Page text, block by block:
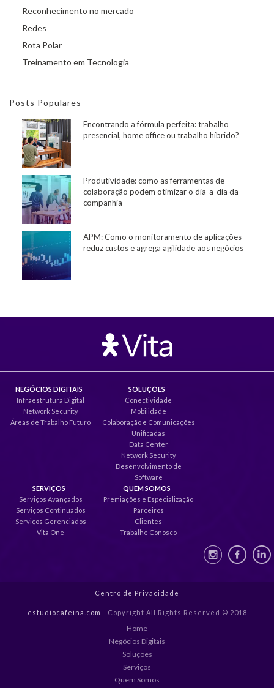
Reconhecimento no mercado
Redes
Rota Polar
Treinamento em Tecnologia
Posts Populares
Encontrando a fórmula perfeita: trabalho
presencial, home office ou trabalho híbrido?
Produtividade: como as ferramentas de
colaboração podem otimizar o dia-a-dia da
companhia
APM: Como o monitoramento de aplicações
reduz custos e agrega agilidade aos negócios
NEGÓCIOS DIGITAIS
Infraestrutura Digital
Network Security
Áreas de Trabalho Futuro
SOLUÇÕES
Conectividade
Mobilidade
Colaboração e Comunicações
Unificadas
Data Center
Network Security
Desenvolvimento de
Software
SERVIÇOS
Serviços Avançados
Serviços Continuados
Serviços Gerenciados
Vita One
QUEM SOMOS
Premiações e Especialização
Parceiros
Clientes
Trabalhe Conosco
Centro de Privacidade
estudiocafeina.com - Copyright All Rights Reserved © 2018
Home
Negócios Digitais
Soluções
Serviços
Quem Somos